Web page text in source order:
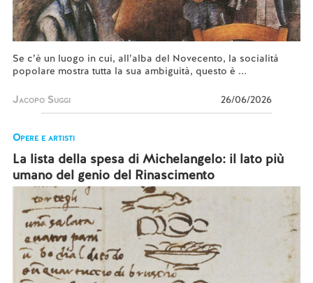
Se c’è un luogo in cui, all’alba del Novecento, la socialità
popolare mostra tutta la sua ambiguità, questo è ...
Jacopo Suggi 26/06/2026
Opere e artisti
La lista della spesa di Michelangelo: il lato più
umano del genio del Rinascimento